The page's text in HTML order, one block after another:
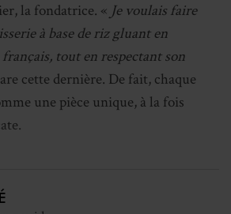
la fondatrice. « Je voulais faire
à base de riz gluant en
français, tout en respectant son
cette dernière. De fait, chaque
une pièce unique, à la fois
sont ajoutées des créations